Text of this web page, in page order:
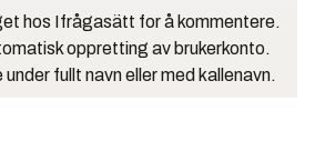
hos Ifrågasätt for å kommentere.
oppretting av brukerkonto.
under fullt navn eller med kallenavn.